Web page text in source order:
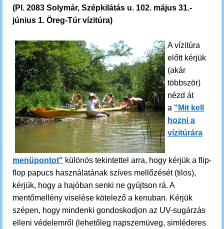
(Pl. 2083 Solymár, Szépkilátás u. 102. május 31.-
június 1. Öreg-Túr vízitúra)
A vízitúra
előtt kérjük
(akár
többször)
nézd át
a "Mit kell
hozni a
vízitúrára
menüpontot" különös tekintettel arra, hogy kérjük a flip-
flop papucs használatának szíves mellőzését (tilos),
kérjük, hogy a hajóban senki ne gyújtson rá. A
mentőmellény viselése kötelező a kenuban. Kérjük
szépen, hogy mindenki gondoskodjon az UV-sugárzás
elleni védelemről (lehetőleg napszemüveg, simléderes